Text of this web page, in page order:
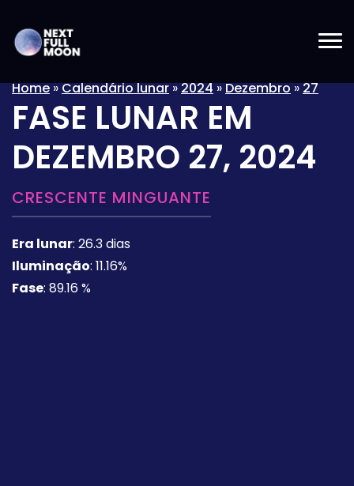
Home»Calendário lunar»2024»Dezembro»27
FASE LUNAR EM
DEZEMBRO 27, 2024
CRESCENTE MINGUANTE
Era lunar: 26.3 dias
Iluminação: 11.16%
Fase: 89.16 %